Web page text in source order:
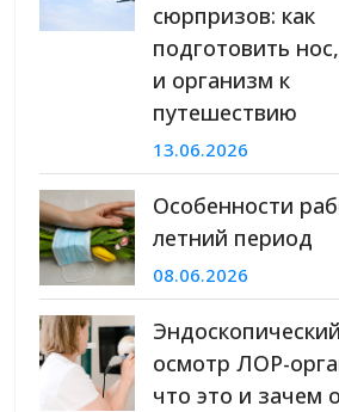
сюрпризов: как
подготовить
и организм к
путешествию
13.06.2026
Особенности
летний период
08.06.2026
Эндоскопический
осмотр ЛОР-
что это и зачем